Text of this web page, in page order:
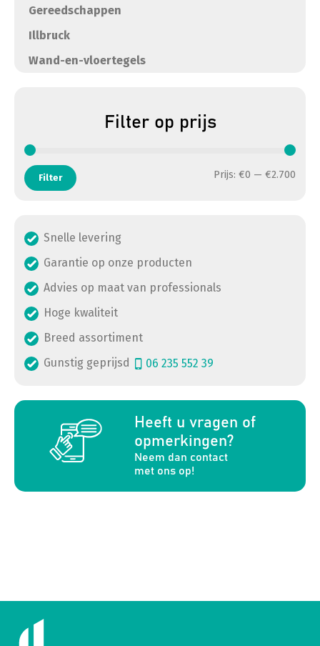
Gereedschappen
Illbruck
Wand-en-vloertegels
Filter op prijs
Filter Prijs: €0 — €2.700
Snelle levering
Garantie op onze producten
Advies op maat van professionals
Hoge kwaliteit
Breed assortiment
Gunstig geprijsd
06 235 552 39
Heeft u vragen of
opmerkingen?
Neem dan contact
met ons op!
a